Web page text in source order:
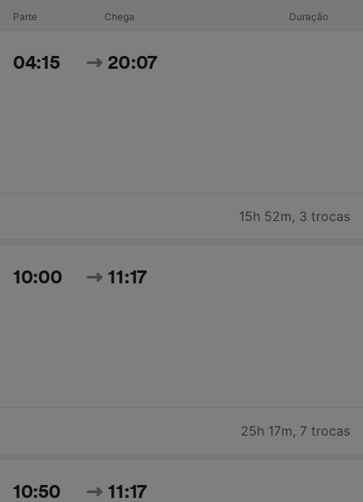
Parte Chega Duração
04:15 20:07
15h 52m, 3 trocas
10:00 11:17
25h 17m, 7 trocas
10:50 11:17